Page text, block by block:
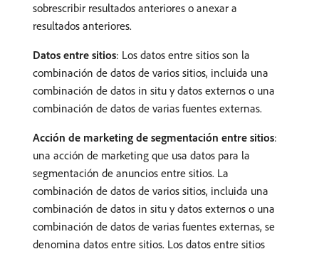
sobrescribir resultados anteriores o anexar a
resultados anteriores.
Datos entre sitios: Los datos entre sitios son la
combinación de datos de varios sitios, incluida una
combinación de datos in situ y datos externos o una
combinación de datos de varias fuentes externas.
Acción de marketing de segmentación entre sitios:
una acción de marketing que usa datos para la
segmentación de anuncios entre sitios. La
combinación de datos de varios sitios, incluida una
combinación de datos in situ y datos externos o una
combinación de datos de varias fuentes externas, se
denomina datos entre sitios. Los datos entre sitios